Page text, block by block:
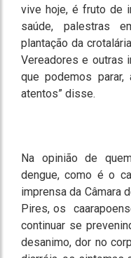
vive hoje, é fruto de
saúde, palestras
plantação da
Vereadores e outras
que podemos
atentos” disse.
Na opinião de
dengue, como é o
imprensa da Câmara
Pires, os
continuar se
desanimo, dor no